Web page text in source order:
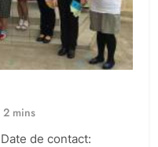
2 mins
de contact: